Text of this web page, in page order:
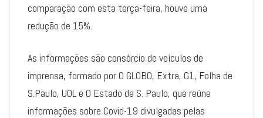
comparação com esta terça-feira, houve uma
redução de 15%.
As informações são consórcio de veículos de
imprensa, formado por O GLOBO, Extra, G1, Folha de
S.Paulo, UOL e O Estado de S. Paulo, que reúne
informações sobre Covid-19 divulgadas pelas